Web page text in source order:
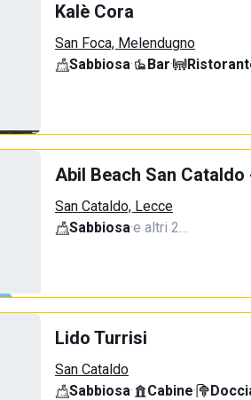
Kalè Cora
San Foca, Melendugno
Sabbiosa· Bar·
Abil Beach San Cataldo
San Cataldo, Lecce
Sabbiosa·e altri 2…
Lido Turrisi
San Cataldo
Sabbiosa· Cabine·